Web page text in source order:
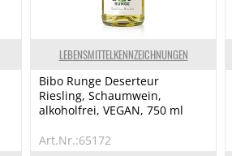
LEBENSMITTELKENNZEICHNUNGEN
Bibo Runge Deserteur
Riesling, Schaumwein,
alkoholfrei, VEGAN, 750 ml
Art.Nr.:65172